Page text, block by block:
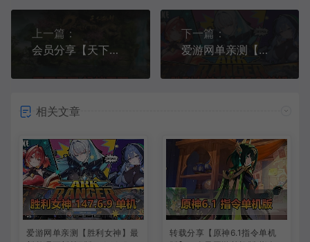
上一篇：
会员分享【天下无双蚂蚁无双单机版】最新整理单机版本 带GM命令后台 武侠怀旧网游 免虚拟机一键端 配套视频教学
下一篇：
爱游网单亲测【胜利女神】最新整理更新第7版148.10.5NIKKE胜利女神妮姬单机版方舟活动148版本官服GM可无限抽卡全剧情免虚拟机一键端视频安装教学
相关文章
爱游网单亲测【胜利女神】最
转载分享【原神6.1指令单机